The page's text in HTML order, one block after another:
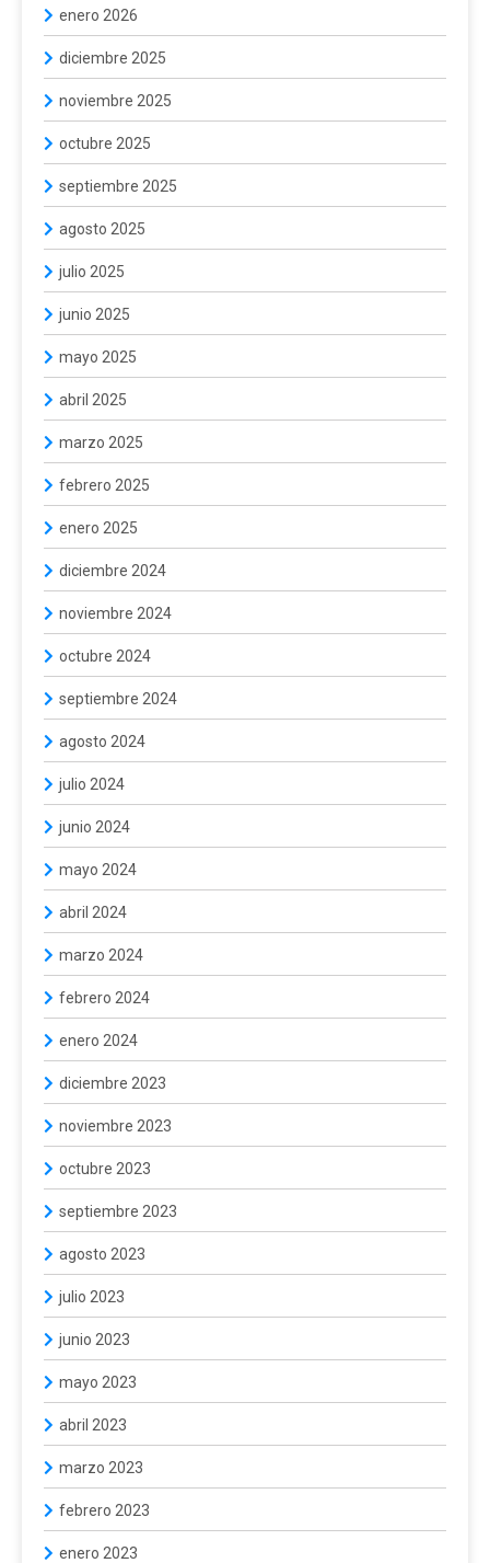
enero 2026
diciembre 2025
noviembre 2025
octubre 2025
septiembre 2025
agosto 2025
julio 2025
junio 2025
mayo 2025
abril 2025
marzo 2025
febrero 2025
enero 2025
diciembre 2024
noviembre 2024
octubre 2024
septiembre 2024
agosto 2024
julio 2024
junio 2024
mayo 2024
abril 2024
marzo 2024
febrero 2024
enero 2024
diciembre 2023
noviembre 2023
octubre 2023
septiembre 2023
agosto 2023
julio 2023
junio 2023
mayo 2023
abril 2023
marzo 2023
febrero 2023
enero 2023